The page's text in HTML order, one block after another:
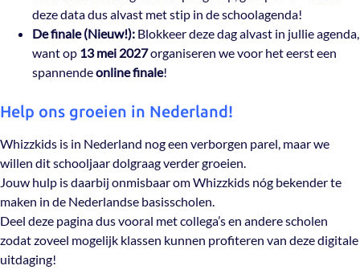
deze data dus alvast met stip in de schoolagenda!
De finale (Nieuw!): Blokkeer deze dag alvast in jullie agenda,
want op 13 mei 2027organiseren we voor het eerst een
spannendeonline finale!
Help ons groeien in Nederland!
Whizzkids is in Nederland nog een verborgen parel, maar we
willen dit schooljaar dolgraag verder groeien.
Jouw hulp is daarbij onmisbaar om Whizzkids nóg bekender te
maken in de Nederlandse basisscholen.
Deel deze pagina dus vooral met collega’s en andere scholen
zodat zoveel mogelijk klassen kunnen profiteren van deze digitale
uitdaging!